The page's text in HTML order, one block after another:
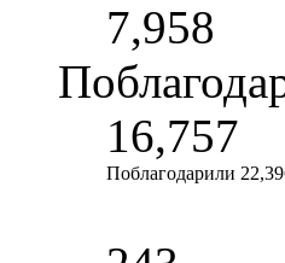
7,958
16,757
Поблагодарили